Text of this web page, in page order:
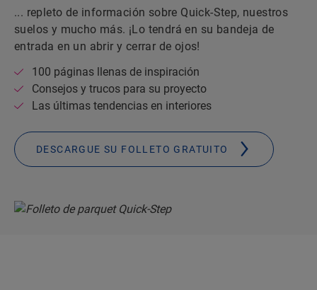
... repleto de información sobre Quick-Step, nuestros
suelos y mucho más. ¡Lo tendrá en su bandeja de
entrada en un abrir y cerrar de ojos!
100 páginas llenas de inspiración
Consejos y trucos para su proyecto
Las últimas tendencias en interiores
DESCARGUE SU FOLLETO GRATUITO